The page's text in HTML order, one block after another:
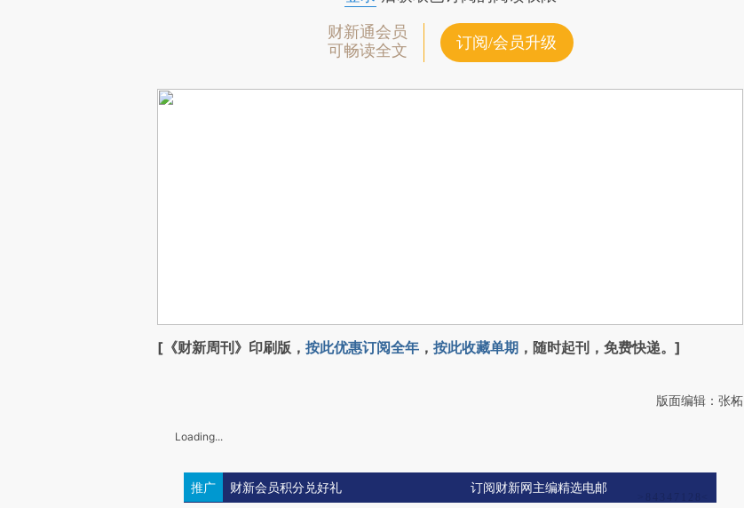
财新通会员
可畅读全文
订阅/会员升级
[《财新周刊》印刷版， 按此优惠订阅全年 ， 按此收藏单期 ，随时起刊，免费快递。]
版面编辑：张柘
Loading...
推广 财新会员积分兑好礼 订阅财新网主编精选电邮